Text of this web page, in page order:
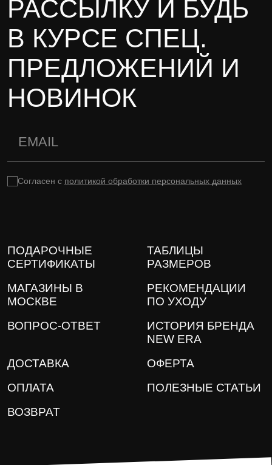
РАССЫЛКУ И БУДЬ
В КУРСЕ СПЕЦ.
ПРЕДЛОЖЕНИЙ И
НОВИНОК
Согласен с политикой обработки персональных данных
ПОДАРОЧНЫЕ
СЕРТИФИКАТЫ
ТАБЛИЦЫ
РАЗМЕРОВ
МАГАЗИНЫ В
МОСКВЕ
РЕКОМЕНДАЦИИ
ПО УХОДУ
ВОПРОС-ОТВЕТ
ИСТОРИЯ БРЕНДА
NEW ERA
ДОСТАВКА
ОФЕРТА
ОПЛАТА
ПОЛЕЗНЫЕ СТАТЬИ
ВОЗВРАТ